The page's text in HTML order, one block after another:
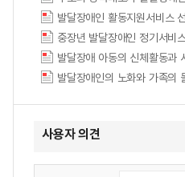
발달장애인 활동지원서비스
중장년 발달장애인 정기서비
발달장애 아동의 신체활동과
발달장애인의 노화와 가
사용자 의견